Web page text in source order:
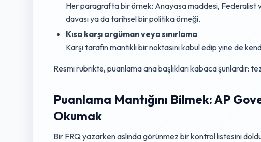
Her paragrafta bir örnek: Anayasa maddesi, Federalist
davası ya da tarihsel bir politika örneği.
Kısa karşı argüman veya sınırlama
Karşı tarafın mantıklı bir noktasını kabul edip yine de
Resmi rubrikte, puanlama ana başlıkları kabaca şunlardır:
Puanlama Mantığını Bilmek: AP
Okumak
Bir FRQ yazarken aslında görünmez bir kontrol listesini